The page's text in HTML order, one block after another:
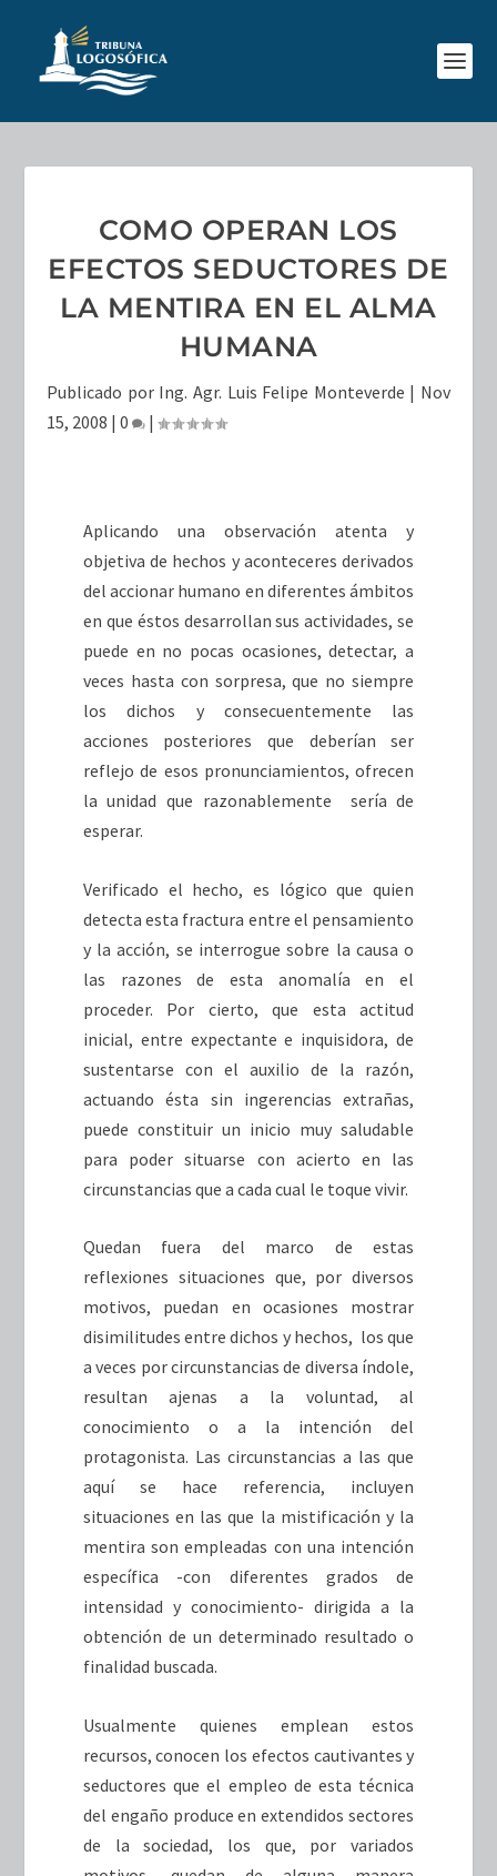
COMO OPERAN LOS
EFECTOS SEDUCTORES DE
LA MENTIRA EN EL ALMA
HUMANA
Publicado por Ing. Agr. Luis Felipe Monteverde | Nov
15, 2008 |0 |
Aplicando una observación atenta y
objetiva de hechos y aconteceres derivados
del accionar humano en diferentes ámbitos
en que éstos desarrollan sus actividades, se
puede en no pocas ocasiones, detectar, a
veces hasta con sorpresa, que no siempre
los dichos y consecuentemente las
acciones posteriores que deberían ser
reflejo de esos pronunciamientos, ofrecen
la unidad que razonablemente sería de
esperar.
Verificado el hecho, es lógico que quien
detecta esta fractura entre el pensamiento
y la acción, se interrogue sobre la causa o
las razones de esta anomalía en el
proceder. Por cierto, que esta actitud
inicial, entre expectante e inquisidora, de
sustentarse con el auxilio de la razón,
actuando ésta sin ingerencias extrañas,
puede constituir un inicio muy saludable
para poder situarse con acierto en las
circunstancias que a cada cual le toque vivir.
Quedan fuera del marco de estas
reflexiones situaciones que, por diversos
motivos, puedan en ocasiones mostrar
disimilitudes entre dichos y hechos, los que
a veces por circunstancias de diversa índole,
resultan ajenas a la voluntad, al
conocimiento o a la intención del
protagonista. Las circunstancias a las que
aquí se hace referencia, incluyen
situaciones en las que la mistificación y la
mentira son empleadas con una intención
específica -con diferentes grados de
intensidad y conocimiento- dirigida a la
obtención de un determinado resultado o
finalidad buscada.
Usualmente quienes emplean estos
recursos, conocen los efectos cautivantes y
seductores que el empleo de esta técnica
del engaño produce en extendidos sectores
de la sociedad, los que, por variados